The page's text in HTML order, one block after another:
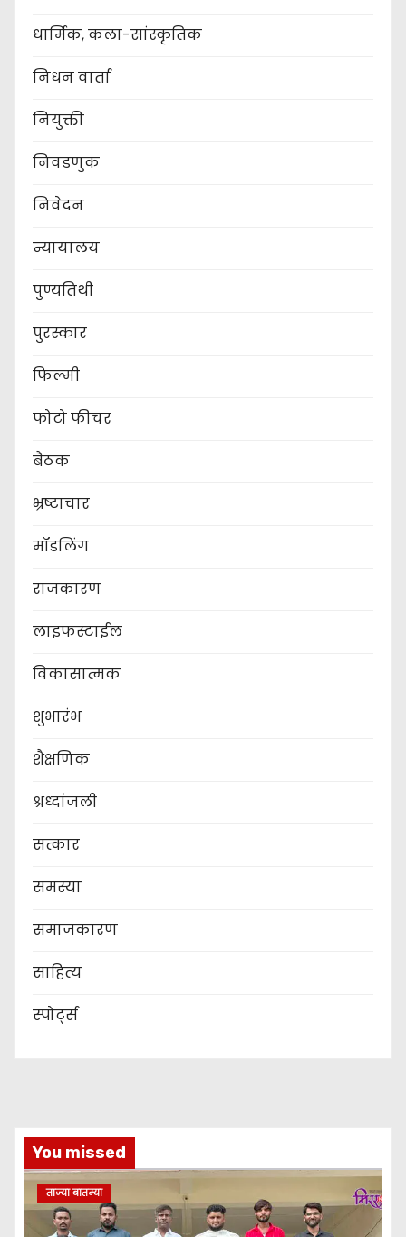
धार्मिक, कला-सांस्कृतिक
निधन वार्ता
नियुक्ती
निवडणुक
निवेदन
न्यायालय
पुण्यतिथी
पुरस्कार
फिल्मी
फोटो फीचर
बैठक
भ्रष्टाचार
मॉडलिंग
राजकारण
लाइफस्टाईल
विकासात्मक
शुभारंभ
शैक्षणिक
श्रध्दांजली
सत्कार
समस्या
समाजकारण
साहित्य
स्पोर्ट्स
You missed
ताज्या बातम्या